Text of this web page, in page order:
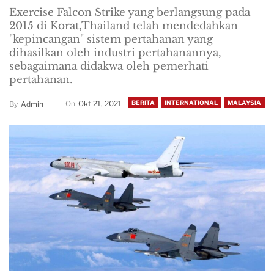
Exercise Falcon Strike yang berlangsung pada
2015 di Korat,Thailand telah mendedahkan
"kepincangan" sistem pertahanan yang
dihasilkan oleh industri pertahanannya,
sebagaimana didakwa oleh pemerhati
pertahanan.
BERITA INTERNATIONAL MALAYSIA
By Admin On Okt 21, 2021